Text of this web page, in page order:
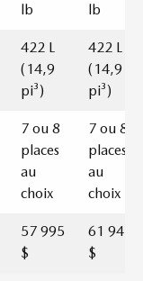
lb
lb
422 L
(14,9
pi³)
422 L
(14,9
pi³)
7 ou 8
places
au
choix
7 ou 8
places
au
choix
57 995
$
61 945
$